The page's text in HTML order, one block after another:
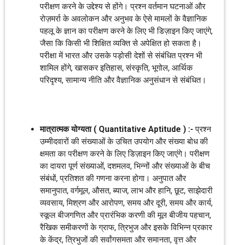
परीक्षण करने के उद्देश्य से होंगे। प्रश्न वर्तमान घटनाओं और
रोज़मर्रा के अवलोकन और अनुभव के ऐसे मामलों के वैज्ञानिक
पहलू के ज्ञान का परीक्षण करने के लिए भी डिज़ाइन किए जाएंगे,
जैसा कि किसी भी शिक्षित व्यक्ति से अपेक्षित हो सकता है।
परीक्षा में भारत और उसके पड़ोसी देशों से संबंधित प्रश्न भी
शामिल होंगे, खासकर इतिहास, संस्कृति, भूगोल, आर्थिक
परिदृश्य, सामान्य नीति और वैज्ञानिक अनुसंधान से संबंधित।
मात्रात्मक योग्यता ( Quantitative Aptitude ) :- प्रश्न
उम्मीदवारों की संख्याओं के उचित उपयोग और संख्या बोध की
क्षमता का परीक्षण करने के लिए डिज़ाइन किए जाएंगे। परीक्षण
का दायरा पूर्ण संख्याओं, दशमलव, भिन्नों और संख्याओं के बीच
संबंधों, प्रतिशत की गणना करना होगा। अनुपात और
समानुपात, वर्गमूल, औसत, ब्याज, लाभ और हानि, छूट, साझेदारी
व्यवसाय, मिश्रण और आरोपण, समय और दूरी, समय और कार्य,
स्कूल बीजगणित और प्रारंभिक करणी की मूल बीजीय पहचान,
रैखिक समीकरणों के ग्राफ, त्रिभुज और इसके विभिन्न प्रकार
के केंद्र, त्रिभुजों की सर्वांगसमता और समानता, वृत्त और